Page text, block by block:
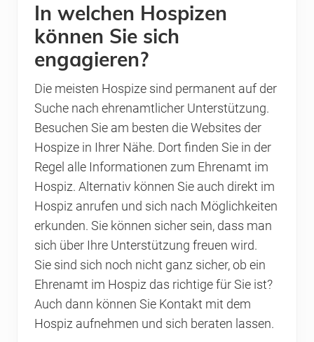
In welchen Hospizen
können Sie sich
engagieren?
Die meisten Hospize sind permanent auf der
Suche nach ehrenamtlicher Unterstützung.
Besuchen Sie am besten die Websites der
Hospize in Ihrer Nähe. Dort finden Sie in der
Regel alle Informationen zum Ehrenamt im
Hospiz. Alternativ können Sie auch direkt im
Hospiz anrufen und sich nach Möglichkeiten
erkunden. Sie können sicher sein, dass man
sich über Ihre Unterstützung freuen wird.
Sie sind sich noch nicht ganz sicher, ob ein
Ehrenamt im Hospiz das richtige für Sie ist?
Auch dann können Sie Kontakt mit dem
Hospiz aufnehmen und sich beraten lassen.